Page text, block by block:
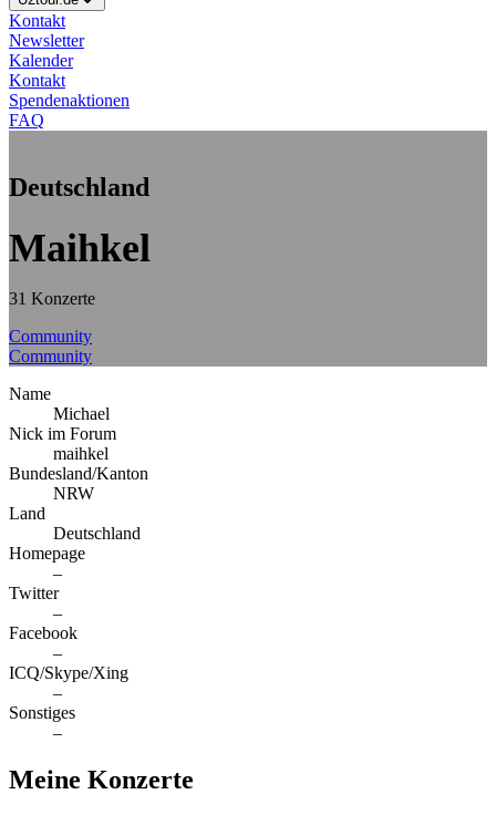
Kontakt
Newsletter
Kalender
Kontakt
Spendenaktionen
FAQ
Deutschland
Maihkel
31 Konzerte
Community
Community
Name
Michael
Nick im Forum
maihkel
Bundesland/Kanton
NRW
Land
Deutschland
Homepage
–
Twitter
–
Facebook
–
ICQ/Skype/Xing
–
Sonstiges
–
Meine Konzerte